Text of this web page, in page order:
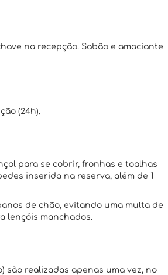
na recepção. Sabão e amaciante
(24h).
para se cobrir, fronhas e toalhas
inserida na reserva, além de 1
de chão, evitando uma multa de
lençóis manchados.
são realizadas apenas uma vez, no